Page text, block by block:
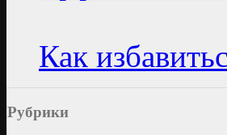
Как
Рубрики